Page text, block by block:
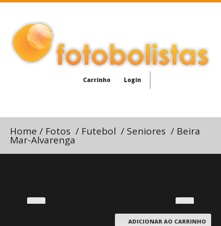
Carrinho Login
Home / Fotos / Futebol / Seniores / Beira
Mar-Alvarenga
ADICIONAR AO CARRINHO